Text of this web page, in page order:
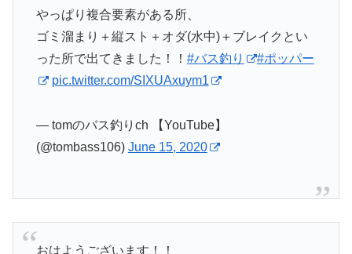
やっぱり複合要素がある所、
ゴミ溜まり＋縦スト＋オダ(水中)＋ブレイクとい
った所で出てきました！！ #バス釣り
#ポッパー
pic.twitter.com/SIXUAxuym1
— tomのバス釣りch 【YouTube】
(@tombass106) June 15, 2020
おはようございます！！